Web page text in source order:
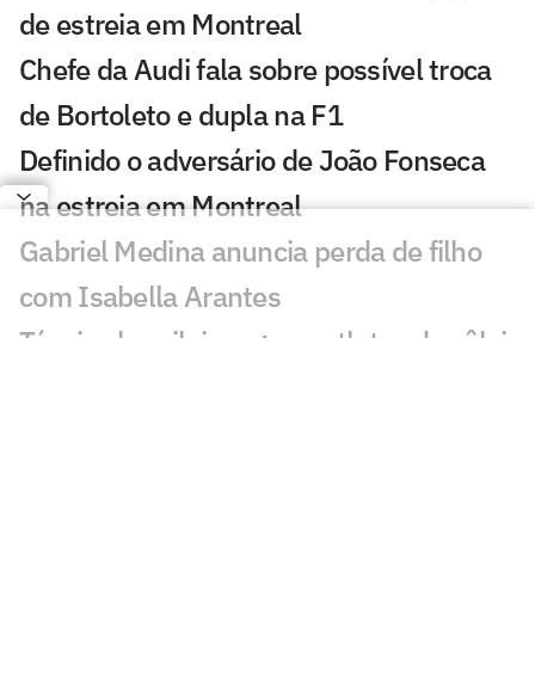
de estreia em Montreal
Chefe da Audi fala sobre possível troca
de Bortoleto e dupla na F1
Definido o adversário de João Fonseca
na estreia em Montreal
Gabriel Medina anuncia perda de filho
com Isabella Arantes
Técnico brasileiro agarra atletas de vôlei